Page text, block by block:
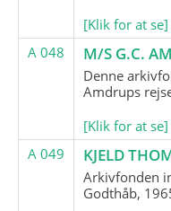
[Klik for at se]
A 048
M/S G.C.
Denne
Amdrups
[Klik for at se]
A 049
KJELD
Arkivfonden
Godthåb,